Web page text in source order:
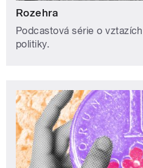
Rozehra
Podcastová série o
politiky.